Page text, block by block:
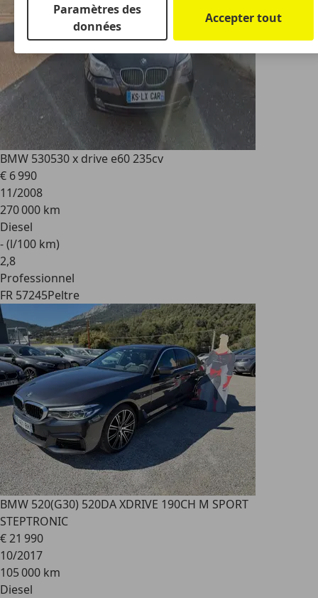
BMW 530530 x drive e60 235cv
€ 6 990
11/2008
270 000 km
Diesel
- (l/100 km)
2,8
Professionnel
FR 57245Peltre
BMW 520(G30) 520DA XDRIVE 190CH M SPORT
STEPTRONIC
€ 21 990
10/2017
105 000 km
Diesel
Paramètres des
données
Accepter tout